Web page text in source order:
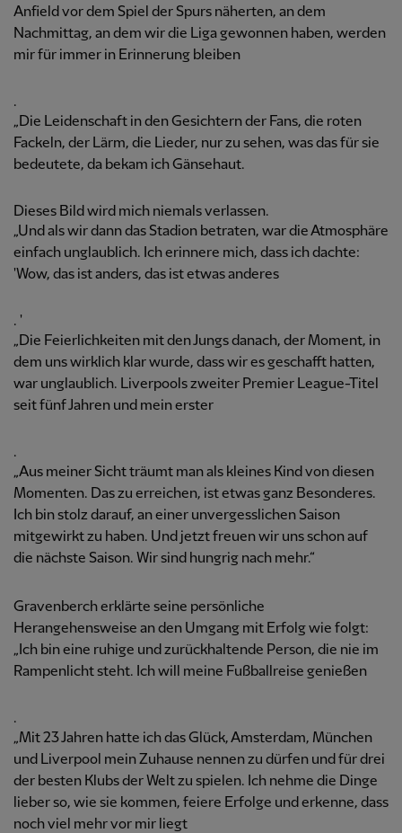
Anfield vor dem Spiel der Spurs näherten, an dem
Nachmittag, an dem wir die Liga gewonnen haben, werden
mir für immer in Erinnerung bleiben
.
„Die Leidenschaft in den Gesichtern der Fans, die roten
Fackeln, der Lärm, die Lieder, nur zu sehen, was das für sie
bedeutete, da bekam ich Gänsehaut.
Dieses Bild wird mich niemals verlassen.
„Und als wir dann das Stadion betraten, war die Atmosphäre
einfach unglaublich. Ich erinnere mich, dass ich dachte:
'Wow, das ist anders, das ist etwas anderes
. '
„Die Feierlichkeiten mit den Jungs danach, der Moment, in
dem uns wirklich klar wurde, dass wir es geschafft hatten,
war unglaublich. Liverpools zweiter Premier League-Titel
seit fünf Jahren und mein erster
.
„Aus meiner Sicht träumt man als kleines Kind von diesen
Momenten. Das zu erreichen, ist etwas ganz Besonderes.
Ich bin stolz darauf, an einer unvergesslichen Saison
mitgewirkt zu haben. Und jetzt freuen wir uns schon auf
die nächste Saison. Wir sind hungrig nach mehr.“
Gravenberch erklärte seine persönliche
Herangehensweise an den Umgang mit Erfolg wie folgt:
„Ich bin eine ruhige und zurückhaltende Person, die nie im
Rampenlicht steht. Ich will meine Fußballreise genießen
.
„Mit 23 Jahren hatte ich das Glück, Amsterdam, München
und Liverpool mein Zuhause nennen zu dürfen und für drei
der besten Klubs der Welt zu spielen. Ich nehme die Dinge
lieber so, wie sie kommen, feiere Erfolge und erkenne, dass
noch viel mehr vor mir liegt